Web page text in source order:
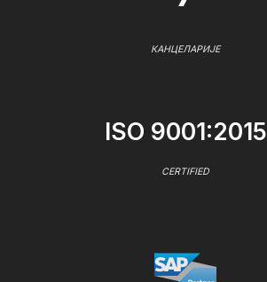
КАНЦЕЛАРИЈЕ
ISO 9001:2015
CERTIFIED